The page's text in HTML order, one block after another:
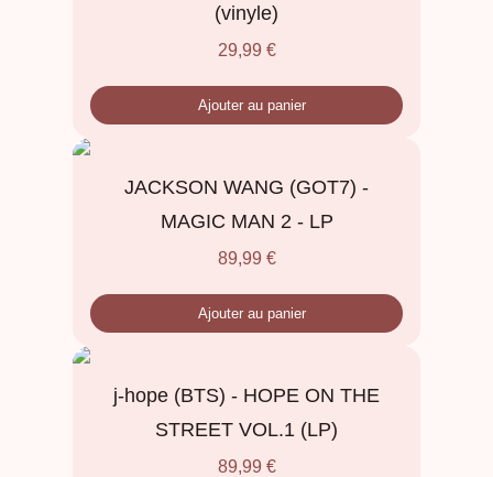
(vinyle)
29,99 €
Ajouter au panier
JACKSON WANG (GOT7) -
MAGIC MAN 2 - LP
89,99 €
Ajouter au panier
j-hope (BTS) - HOPE ON THE
STREET VOL.1 (LP)
89,99 €